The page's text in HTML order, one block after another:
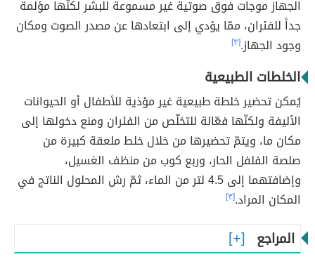
الجهاز موجات فوق صوتية غير مسموعة للبشر لكنّها مؤلمة
جداً للفئران، ممّا يؤدي إلى ابتعادها عن مصدر الصوت ومكان
وجود الجهاز.[٣]
الخلطات الطبيعية
يُمكن تحضير خلطة طبيعية غير مؤذية للأطفال أو الحيوانات
الأليفة ولكنّها فعّالة للتخلّص من الفئران ومنع دخولها إلى
مكان ما، ويتمّ تحضيرها من خلال خلط ملعقة كبيرة من
صلصة الفلفل الحار، وربع كوب من منظف الغسيل،
وإضافتهما إلى 4.5 لتر من الماء، ثمّ رش المحلول الناتج في
المكان المراد.[٣]
المراجع